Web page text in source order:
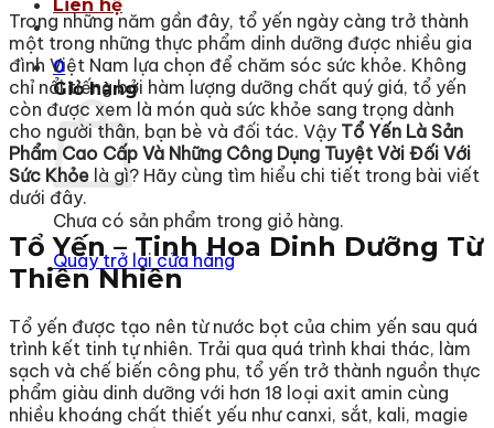
Liên hệ
0
Giỏ hàng
Chưa có sản phẩm trong giỏ hàng.
Quay trở lại cửa hàng
Trong những năm gần đây, tổ yến ngày càng trở thành
một trong những thực phẩm dinh dưỡng được nhiều gia
đình Việt Nam lựa chọn để chăm sóc sức khỏe. Không
chỉ nổi tiếng bởi hàm lượng dưỡng chất quý giá, tổ yến
còn được xem là món quà sức khỏe sang trọng dành
cho người thân, bạn bè và đối tác. Vậy Tổ Yến Là Sản
Phẩm Cao Cấp Và Những Công Dụng Tuyệt Vời Đối Với
Sức Khỏe là gì? Hãy cùng tìm hiểu chi tiết trong bài viết
dưới đây.
Tổ Yến – Tinh Hoa Dinh Dưỡng Từ
Thiên Nhiên
Tổ yến được tạo nên từ nước bọt của chim yến sau quá
trình kết tinh tự nhiên. Trải qua quá trình khai thác, làm
sạch và chế biến công phu, tổ yến trở thành nguồn thực
phẩm giàu dinh dưỡng với hơn 18 loại axit amin cùng
nhiều khoáng chất thiết yếu như canxi, sắt, kali, magie